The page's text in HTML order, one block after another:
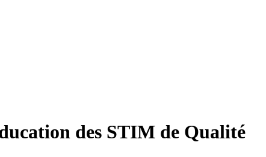
des STIM de Qualité